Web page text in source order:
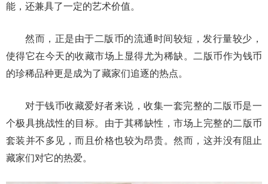
能，还兼具了一定的艺术价值。
然而，正是由于二版币的流通时间较短，发行量较少，
使得它在今天的收藏市场上显得尤为稀缺。二版币作为钱币
的珍稀品种更是成为了藏家们追逐的热点。
对于钱币收藏爱好者来说，收集一套完整的二版币是一
个极具挑战性的目标。由于其稀缺性，市场上完整的二版币
套装并不多见，而且价格也较为昂贵。然而，这并没有阻止
藏家们对它的热爱。